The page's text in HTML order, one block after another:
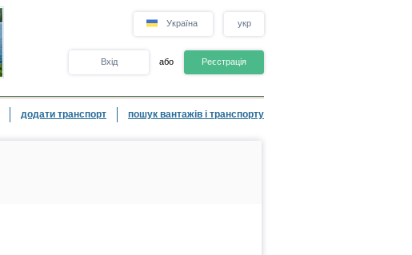
Україна укр
Вхід або Реєстрація
додати транспорт пошук вантажів і транспорту